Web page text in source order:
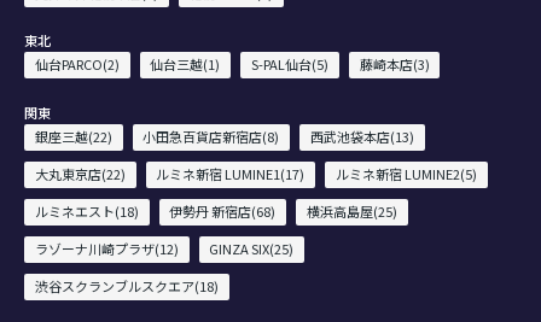
東北
仙台PARCO(2)
仙台三越(1) S-PAL仙台(5) 藤崎本店(3)
関東
銀座三越(22)
小田急百貨店新宿店(8)
西武池袋本店(13)
大丸東京店(22)
ルミネ新宿 LUMINE1(17)
ルミネ新宿 LUMINE2(5)
ルミネエスト(18)
伊勢丹 新宿店(68)
横浜高島屋(25)
ラゾーナ川崎プラザ(12)
GINZA SIX(25)
渋谷スクランブルスクエア(18)